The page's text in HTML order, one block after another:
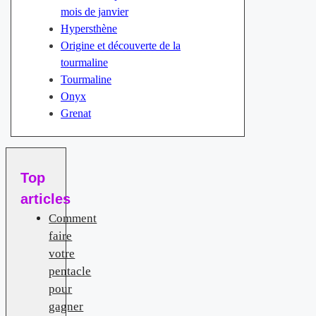
mois de janvier
Hypersthène
Origine et découverte de la
tourmaline
Tourmaline
Onyx
Grenat
Top
articles
Comment
faire
votre
pentacle
pour
gagner